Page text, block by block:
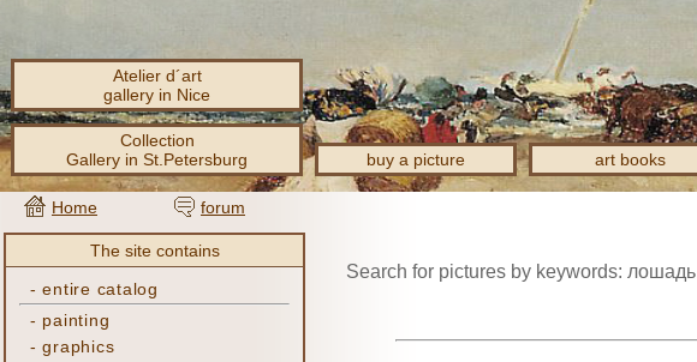
Atelier d´art
gallery in Nice
Collection
Gallery in St.Petersburg
buy a picture art books
Home forum
The site contains
-entire catalog
- painting
-graphics
Search for pictures by keywords: лошадь